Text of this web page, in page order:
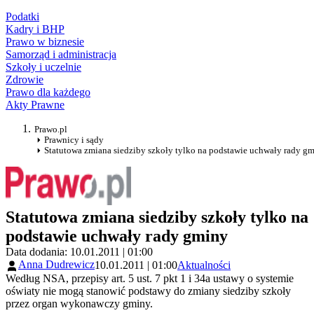
Podatki
Kadry i BHP
Prawo w biznesie
Samorząd i administracja
Szkoły i uczelnie
Zdrowie
Prawo dla każdego
Akty Prawne
Prawo.pl
Prawnicy i sądy
Statutowa zmiana siedziby szkoły tylko na podstawie uchwały rady
Statutowa zmiana siedziby szkoły tylko na
podstawie uchwały rady gminy
Data dodania: 10.01.2011 | 01:00
Anna Dudrewicz10.01.2011 | 01:00Aktualności
Według NSA, przepisy art. 5 ust. 7 pkt 1 i 34a ustawy o systemie
oświaty nie mogą stanowić podstawy do zmiany siedziby szkoły
przez organ wykonawczy gminy.